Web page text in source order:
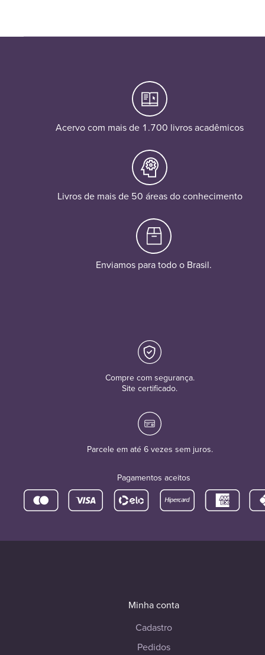
Acervo com mais de 1.700 livros acadêmicos
Livros de mais de 50 áreas do conhecimento
Enviamos para todo o Brasil.
Compre com segurança.
Site certificado.
Parcele em até 6 vezes sem juros.
Pagamentos aceitos
Minha conta
Cadastro
Pedidos